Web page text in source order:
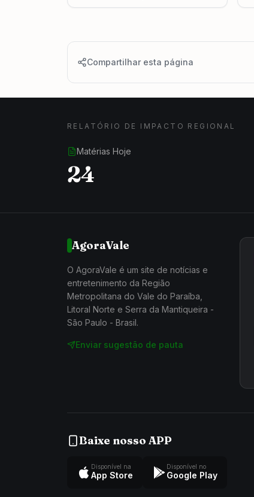
Compartilhar esta página
RELATÓRIO DE IMPACTO REGIONAL
Matérias Hoje
24
AgoraVale
O AgoraVale é um site de notícias e
entretenimento da Região
Metropolitana do Vale do Paraíba,
Litoral Norte e Serra da Mantiqueira -
São Paulo - Brasil.
Enviar sugestão de pauta
Baixe nosso APP
Disponível na
App Store
Disponível no
Google Play